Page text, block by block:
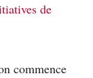
de
commence